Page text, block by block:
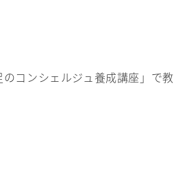
コンシェルジュ養成講座」で教